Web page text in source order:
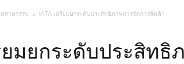
สาหกรรม IATA เตรียมยกระดับประสิทธิภาพการจัดการสินค้า
ยมยกระดับประสิทธิ